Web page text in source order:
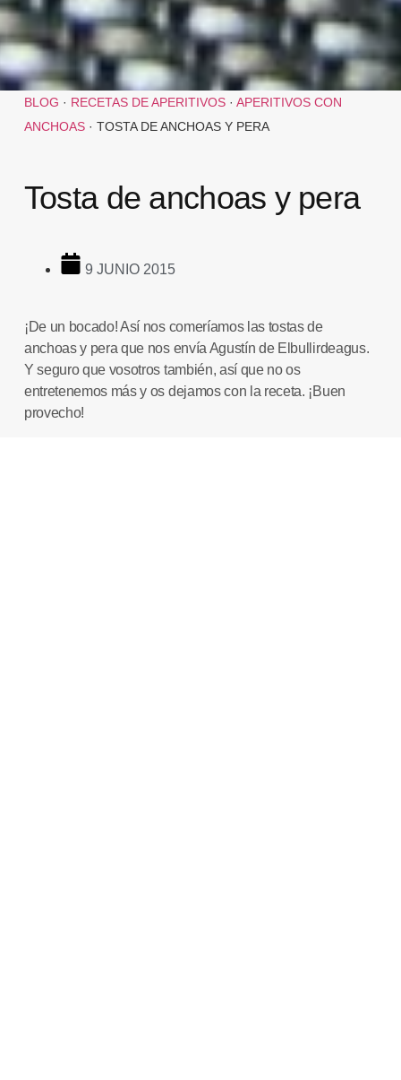
BLOG · RECETAS DE APERITIVOS· APERITIVOS CON
ANCHOAS· TOSTA DE ANCHOAS Y PERA
Tosta de anchoas y pera
9 JUNIO 2015
¡De un bocado! Así nos comeríamos las tostas de
anchoas y pera que nos envía Agustín de Elbullirdeagus.
Y seguro que vosotros también, así que no os
entretenemos más y os dejamos con la receta. ¡Buen
provecho!